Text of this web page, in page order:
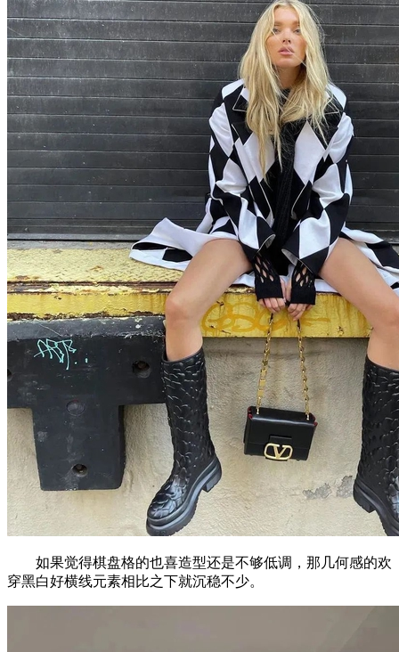
如果觉得棋盘格的也喜造型还是不够低调，那几何感的欢
穿黑白好横线元素相比之下就沉稳不少。